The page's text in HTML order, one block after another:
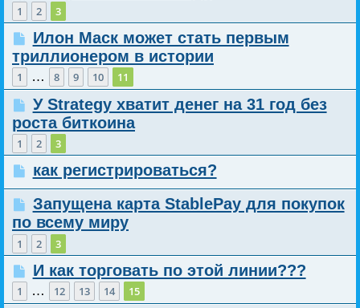
1 2 3
Илон Маск может стать первым
триллионером в истории
1 … 8 9 10 11
У Strategy хватит денег на 31 год без
роста биткоина
1 2 3
как регистрироваться?
Запущена карта StablePay для покупок
по всему миру
1 2 3
И как торговать по этой линии???
1 … 12 13 14 15